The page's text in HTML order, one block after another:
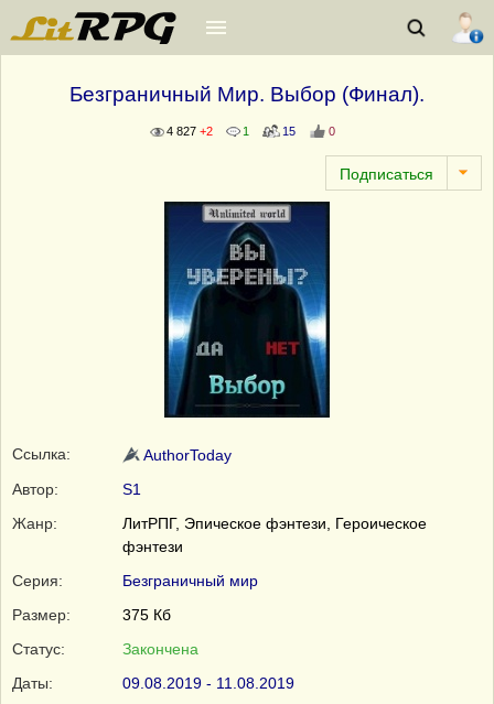
Безграничный Мир. Выбор (Финал).
4 827 +2 1 15 0
Ссылка:
AuthorToday
Автор:
S1
Жанр:
ЛитРПГ, Эпическое фэнтези, Героическое
фэнтези
Серия:
Безграничный мир
Размер:
375 Кб
Статус:
Закончена
Даты:
09.08.2019 - 11.08.2019